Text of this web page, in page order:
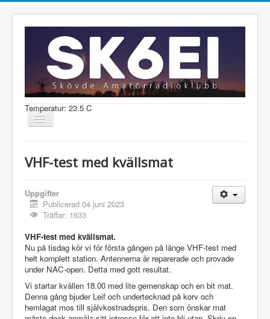
Temperatur: 23.5 C
Visa/dölj
Information
Aktiviteter
Medlem
Shop
VHF-test med kvällsmat
Uppgifter
Publicerad 04 juni 2023
Träffar: 1633
VHF-test med kvällsmat.
Nu på tisdag kör vi för första gången på länge VHF-test med
helt komplett station. Antennerna är reparerade och provade
under NAC-open. Detta med gott resultat.
Vi startar kvällen 18.00 med lite gemenskap och en bit mat.
Denna gång bjuder Leif och undertecknad på korv och
hemlagat mos till självkostnadspris. Den som önskar mat